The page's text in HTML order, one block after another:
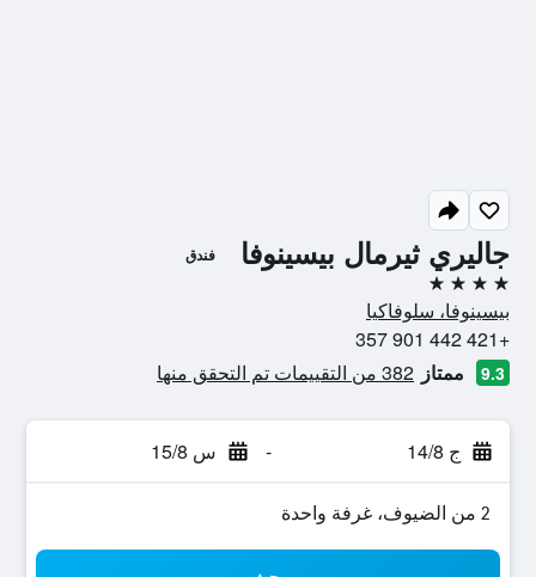
جاليري ثيرمال بيسينوفا فندق
4 نجوم
بيسينوفا، سلوفاكيا
+421 442 901 357
9.3 ممتاز 382 من التقييمات تم التحقق منها
ج 14/8 - س 15/8
2 من الضيوف، غرفة واحدة